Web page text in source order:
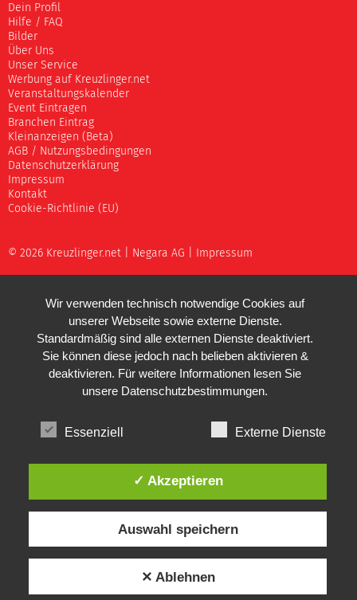
Dein Profil
Hilfe / FAQ
Bilder
Über Uns
Unser Service
Werbung auf Kreuzlinger.net
Veranstaltungskalender
Event Eintragen
Branchen Eintrag
Kleinanzeigen (Beta)
AGB / Nutzungsbedingungen
Datenschutzerklärung
Impressum
Kontakt
Cookie-Richtlinie (EU)
© 2026 Kreuzlinger.net | Negara AG Impressum
Wir verwenden technisch notwendige Cookies auf
unserer Webseite sowie externe Dienste.
Standardmäßig sind alle externen Dienste deaktiviert.
Sie können diese jedoch nach belieben aktivieren &
deaktivieren. Für weitere Informationen lesen Sie
unsere Datenschutzbestimmungen.
Essenziell Externe Dienste
✓ Akzeptieren
Auswahl speichern
✕ Ablehnen